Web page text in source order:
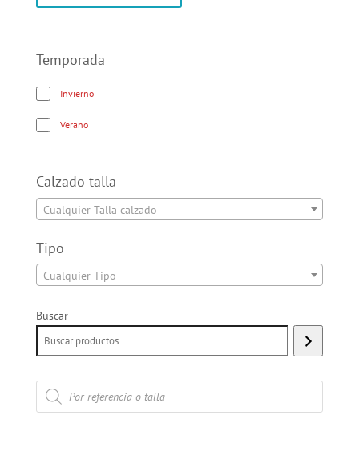
Temporada
Invierno
Verano
Calzado talla
Cualquier Talla calzado
Tipo
Cualquier Tipo
Buscar
Búsqueda
de
productos